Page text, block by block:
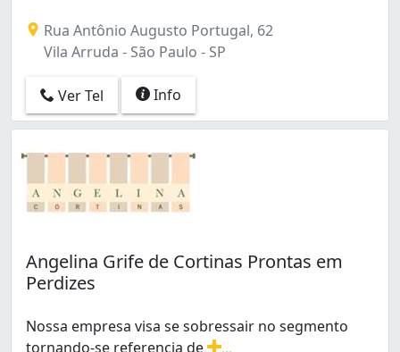
Rua Antônio Augusto Portugal, 62
Vila Arruda - São Paulo - SP
Ver Tel Info
Angelina Grife de Cortinas Prontas em
Perdizes
Nossa empresa visa se sobressair no segmento
tornando-se referencia de